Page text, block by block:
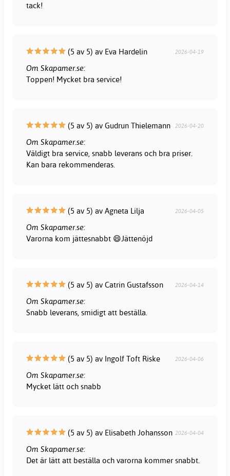
tack!
(5 av 5) av Eva Hardelin 2026-04-19
Om Skapamer.se:
Toppen! Mycket bra service!
(5 av 5) av Gudrun Thielemann 2026-04-20
Om Skapamer.se:
Väldigt bra service, snabb leverans och bra priser.
Kan bara rekommenderas.
(5 av 5) av Agneta Lilja 2026-04-05
Om Skapamer.se:
Varorna kom jättesnabbt 😄Jättenöjd
(5 av 5) av Catrin Gustafsson 2026-04-14
Om Skapamer.se:
Snabb leverans, smidigt att beställa.
(5 av 5) av Ingolf Toft Riske 2026-04-06
Om Skapamer.se:
Mycket lätt och snabb
(5 av 5) av Elisabeth Johansson 2026-04-04
Om Skapamer.se:
Det är lätt att beställa och varorna kommer snabbt.